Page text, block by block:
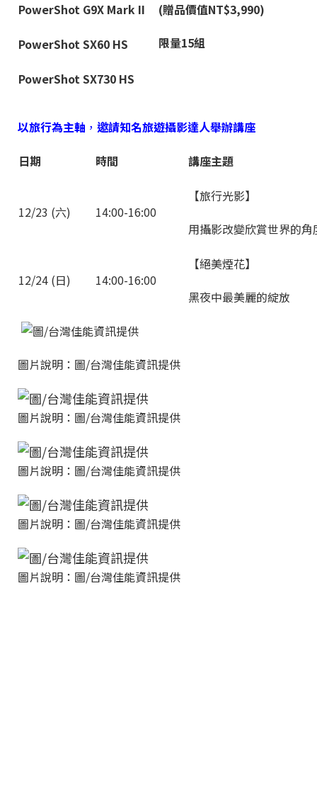
(贈品價值NT$3,990)
限量15組
PowerShot G9X Mark II
PowerShot SX60 HS
PowerShot SX730 HS
以旅行為主軸 ， 邀請知名旅遊攝影達人舉辦講座
日期
時間 講座主題
12/23 (六) 14:00-16:00
【旅行光影】
用攝影改變欣賞世界的角
12/24 (日) 14:00-16:00
【絕美煙花】
黑夜中最美麗的綻放
圖片說明：圖/台灣佳能資訊提供
圖片說明：圖/台灣佳能資訊提供
圖片說明：圖/台灣佳能資訊提供
圖片說明：圖/台灣佳能資訊提供
圖片說明：圖/台灣佳能資訊提供